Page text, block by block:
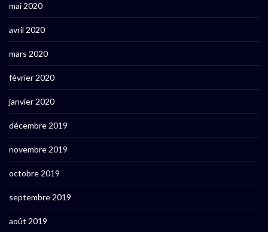
mai 2020
avril 2020
mars 2020
février 2020
janvier 2020
décembre 2019
novembre 2019
octobre 2019
septembre 2019
août 2019